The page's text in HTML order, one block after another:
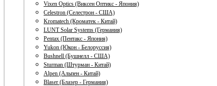
Vixen Optics (Виксен Оптикс - Япония)
Celestron (Селестрон - США)
Kromatech (Кроматек - Китай)
LUNT Solar Systems (Германия)
Pentax (Пентакс - Япония)
Yukon (Юкон - Белоруссия)
Bushnell (Бушнелл - США)
Sturman (Штурман - Китай)
Alpen (Альпен - Китай)
Blaser (Блазер - Германия)